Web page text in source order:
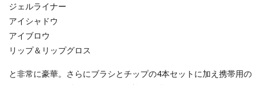
ジェルライナー
アイシャドウ
アイブロウ
リップ＆リップグロス
と非常に豪華。さらにブラシとチップの4本セットに加え携帯用の